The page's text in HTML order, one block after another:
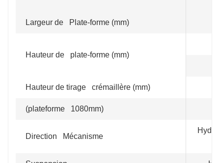
Largeur de Plate-forme (mm)
Hauteur de plate-forme (mm)
Hauteur de tirage crémaillère (mm)
(plateforme 1080mm)
Direction Mécanisme